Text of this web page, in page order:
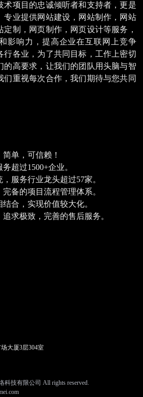
术项目的忠诚倾听者和支持者，更是
专业提供网站建设，网站制作，网站
制，网页制作，网页设计等服务，
影响力，提高企业在互联网上竞争
行各业，为了共同目标，工作上密切
的高要求，让我们的团队用头脑与智
们重视每次合作，我们期待与您共同
单，可信赖！
超过1500+企业。
服务行业龙头超过57家。
备的项目流程管理体系。
合，实现价值较大化。
求极致，完善的售后服务。
大厦3层304室
科技有限公司 All rights reserved.